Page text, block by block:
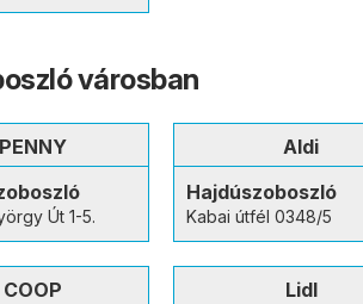
városban
PENNY
Út 1-5.
Aldi
Hajdúszoboszló
Kabai útfél 0348/5
COOP
Lidl